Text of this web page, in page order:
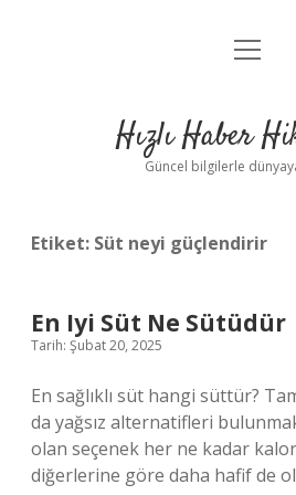
Anasayfa
Yasal Uyarı
menüyü
Hızlı Haber
Güncel bilgilerle
Etiket: Süt neyi güçlendirir
En Iyi Süt Ne Sütüdür
Tarih: Şubat 20, 2025
En sağlıklı süt hangi süttür?
da yağsız alternatifleri
olan seçenek her ne kadar
diğerlerine göre daha hafif de